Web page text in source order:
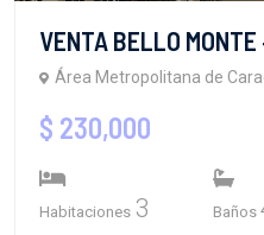
VENTA BELLO
Área Metropolitana de
$ 230,000
Habitaciones 3 Baños